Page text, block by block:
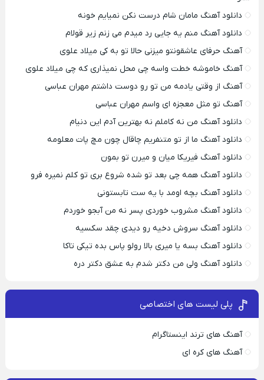
دانلود آهنگ مامان شام درست نکن نمیایم خونه
دانلود آهنگ منم یه جایی رد میدم می زنم زیر قولام
آهنگ حرفای عاشقونتو میزنی حالا تو به کی میلاد علوی
آهنگ خاموشه خطت واسه چی محل نمیذاری که چی میلاد علوی
آهنگ از وقتی یادمه من تو رو دوست داشتم مهران عباسی
آهنگ تو مثل معجزه ای واسم مهران عباسی
دانلود آهنگ من نه کاملم نه بهترین آدم این دنیام
دانلود آهنگ ما از تو متنفریم چاقال چون مچ پات معلومه
دانلود آهنگ فیریکا میان و میرن تو بمون
دانلود آهنگ همه چی بعد تو شده شروع بری تو کلم نمیره فرو
دانلود آهنگ بچه اومد با یه ست تابستونی
دانلود آهنگ مشروب خوردی پسر نه من آبجو خوردم
دانلود آهنگ سروش دخیه رو دیدی چقد سکسیه
دانلود آهنگ بسه یا میری بالا رولو پاس بده تیکی تاکا
دانلود آهنگ ولی من دکتر شدم به عشق دکتر دره
پلی لیست های اختصاصی
آهنگ های ترند اینستاگرام
آهنگ های کره ای